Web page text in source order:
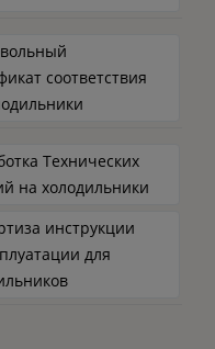
соответствия
Технических
на холодильники
инструкции
для